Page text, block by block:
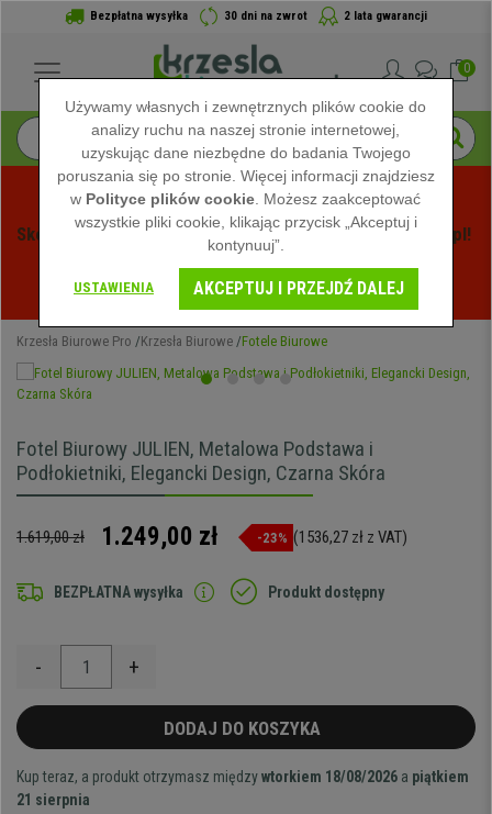
Bezpłatna wysyłka 30 dni na zwrot 2 lata gwarancji
0
Skorzystaj z Letnich Wyprzedaży na Krzeslabiurowepro.pl!
Zobacz oferty -
Krzesła Biurowe Pro Krzesła Biurowe Fotele Biurowe
Fotel Biurowy JULIEN, Metalowa Podstawa i
Podłokietniki, Elegancki Design, Czarna Skóra
1.619,00 zł 1.249,00 zł -23% (1536,27 zł z VAT)
BEZPŁATNA wysyłka Produkt dostępny
- +
DODAJ DO KOSZYKA
Kup teraz, a produkt otrzymasz międzywtorkiem 18/08/2026 a piątkiem
21 sierpnia
Używamy własnych i zewnętrznych plików cookie do
analizy ruchu na naszej stronie internetowej,
uzyskując dane niezbędne do badania Twojego
poruszania się po stronie. Więcej informacji znajdziesz
w Polityce plików cookie . Możesz zaakceptować
wszystkie pliki cookie, klikając przycisk „Akceptuj i
kontynuuj”.
USTAWIENIA AKCEPTUJ I PRZEJDŹ DALEJ